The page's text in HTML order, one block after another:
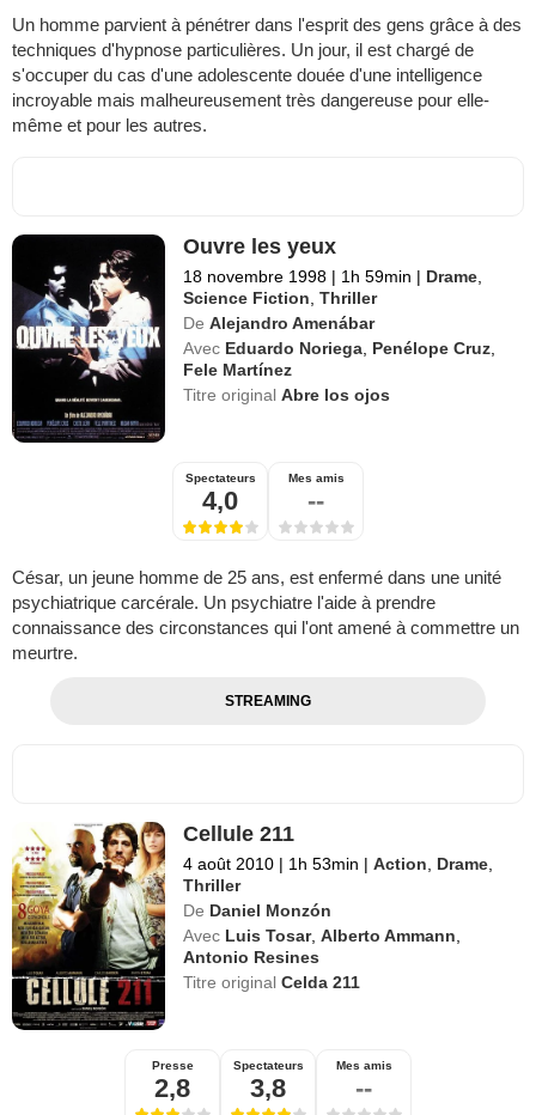
Un homme parvient à pénétrer dans l'esprit des gens grâce à des
techniques d'hypnose particulières. Un jour, il est chargé de
s'occuper du cas d'une adolescente douée d'une intelligence
incroyable mais malheureusement très dangereuse pour elle-
même et pour les autres.
Ouvre les yeux
18 novembre 1998 | 1h 59min | Drame
Science Fiction ,Thriller
De Alejandro Amenábar
Avec Eduardo Noriega Penélope Cruz
Fele Martínez
Titre originalAbre los ojos
Spectateurs
4,0
Mes amis
--
César, un jeune homme de 25 ans, est enfermé dans une unité
psychiatrique carcérale. Un psychiatre l'aide à prendre
connaissance des circonstances qui l'ont amené à commettre un
meurtre.
STREAMING
Cellule 211
4 août 2010 | 1h 53min | Action Drame
Thriller
De Daniel Monzón
Avec Luis Tosar,Alberto Ammann
Antonio Resines
Titre originalCelda 211
Presse
2,8
Spectateurs
3,8
Mes amis
--